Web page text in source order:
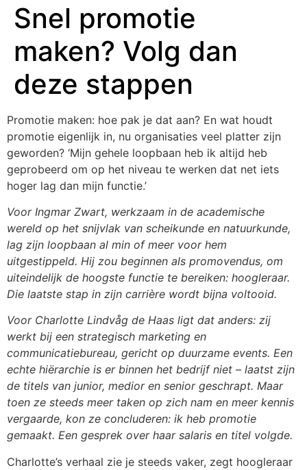
Snel promotie
maken? Volg dan
deze stappen
Promotie maken: hoe pak je dat aan? En wat houdt
promotie eigenlijk in, nu organisaties veel platter zijn
geworden? ‘Mijn gehele loopbaan heb ik altijd heb
geprobeerd om op het niveau te werken dat net iets
hoger lag dan mijn functie.’
Voor Ingmar Zwart, werkzaam in de academische
wereld op het snijvlak van scheikunde en natuurkunde,
lag zijn loopbaan al min of meer voor hem
uitgestippeld. Hij zou beginnen als promovendus, om
uiteindelijk de hoogste functie te bereiken: hoogleraar.
Die laatste stap in zijn carrière wordt bijna voltooid.
Voor Charlotte Lindvåg de Haas ligt dat anders: zij
werkt bij een strategisch marketing en
communicatiebureau, gericht op duurzame events. Een
echte hiërarchie is er binnen het bedrijf niet – laatst zijn
de titels van junior, medior en senior geschrapt. Maar
toen ze steeds meer taken op zich nam en meer kennis
vergaarde, kon ze concluderen: ik heb promotie
gemaakt. Een gesprek over haar salaris en titel volgde.
Charlotte’s verhaal zie je steeds vaker, zegt hoogleraar